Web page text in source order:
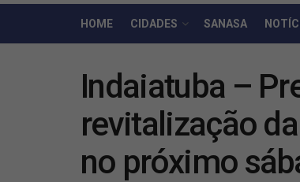
HOME CIDADES SANASA
Indaiatuba –
revitalização
no próximo